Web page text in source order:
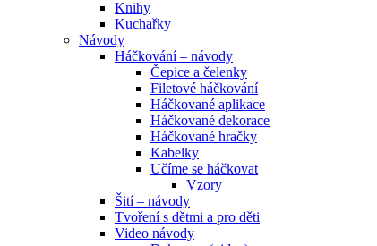
Knihy
Kuchařky
Návody
Háčkování – návody
Čepice a čelenky
Filetové háčkování
Háčkované aplikace
Háčkované dekorace
Háčkované hračky
Kabelky
Učíme se háčkovat
Vzory
Šití – návody
Tvoření s dětmi a pro děti
Video návody